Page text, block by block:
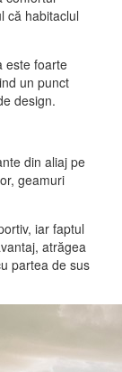
că habitaclul
este foarte
un punct
design.
din aliaj pe
geamuri
iar faptul
atrăgea
partea de sus